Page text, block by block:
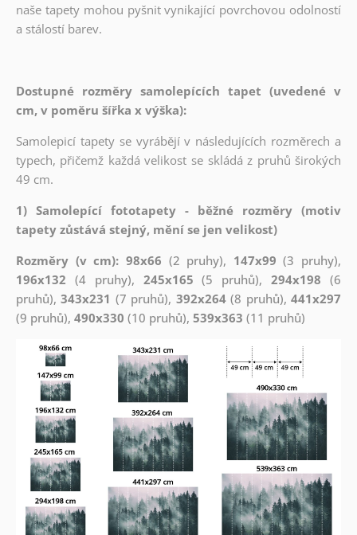
naše tapety mohou pyšnit vynikající povrchovou odolností
a stálostí barev.
Dostupné rozměry samolepících tapet (uvedené v
cm, v poměru šířka x výška):
Samolepicí tapety se vyrábějí v následujících rozměrech a
typech, přičemž každá velikost se skládá z pruhů širokých
49 cm.
1) Samolepící fototapety - běžné rozměry (motiv
tapety zůstává stejný, mění se jen velikost)
Rozměry (v cm): 98x66 (2 pruhy), 147x99 (3 pruhy),
196x132 (4 pruhy), 245x165 (5 pruhů),294x198 (6
pruhů),343x231 (7 pruhů), 392x264(8 pruhů),441x297
(9 pruhů), 490x330 (10 pruhů), 539x363 (11 pruhů)